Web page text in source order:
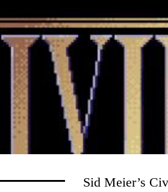
Sid Meier’s